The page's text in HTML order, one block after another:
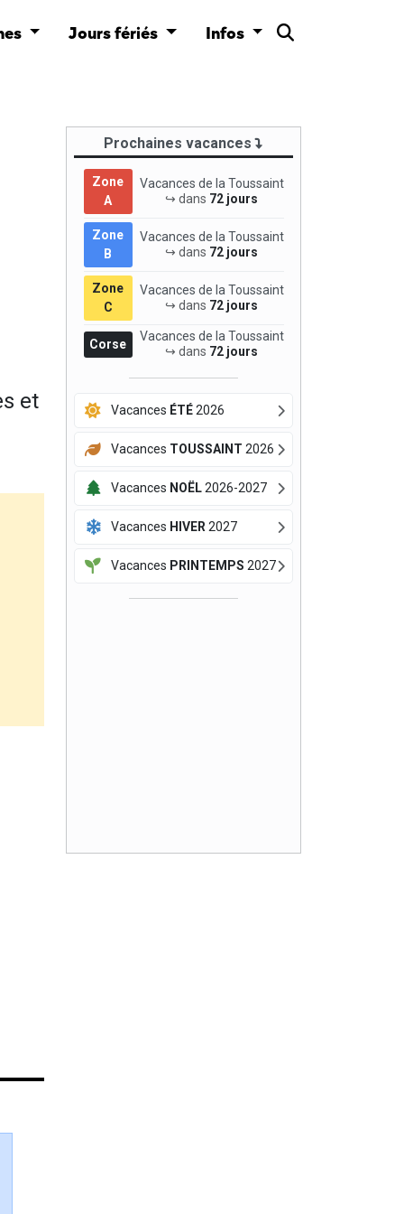
Jours fériés Infos
et
Prochaines vacances
Zone
A
Vacances de la Toussaint
↪ dans 72 jours
Zone
B
Vacances de la Toussaint
↪ dans 72 jours
Zone
C
Vacances de la Toussaint
↪ dans 72 jours
Corse
Vacances de la Toussaint
↪ dans 72 jours
Vacances ÉTÉ2026
Vacances TOUSSAINT 2026
Vacances NOËL2026-2027
Vacances HIVER 2027
Vacances PRINTEMPS 2027